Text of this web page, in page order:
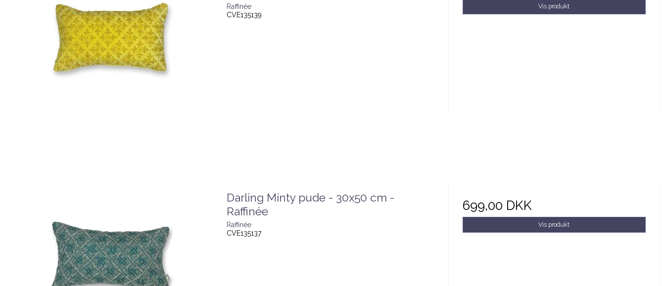
Raffinée
CVE135139
Vis produkt
Darling Minty pude - 30x50 cm -
Raffinée
Raffinée
CVE135137
699,00 DKK
Vis produkt